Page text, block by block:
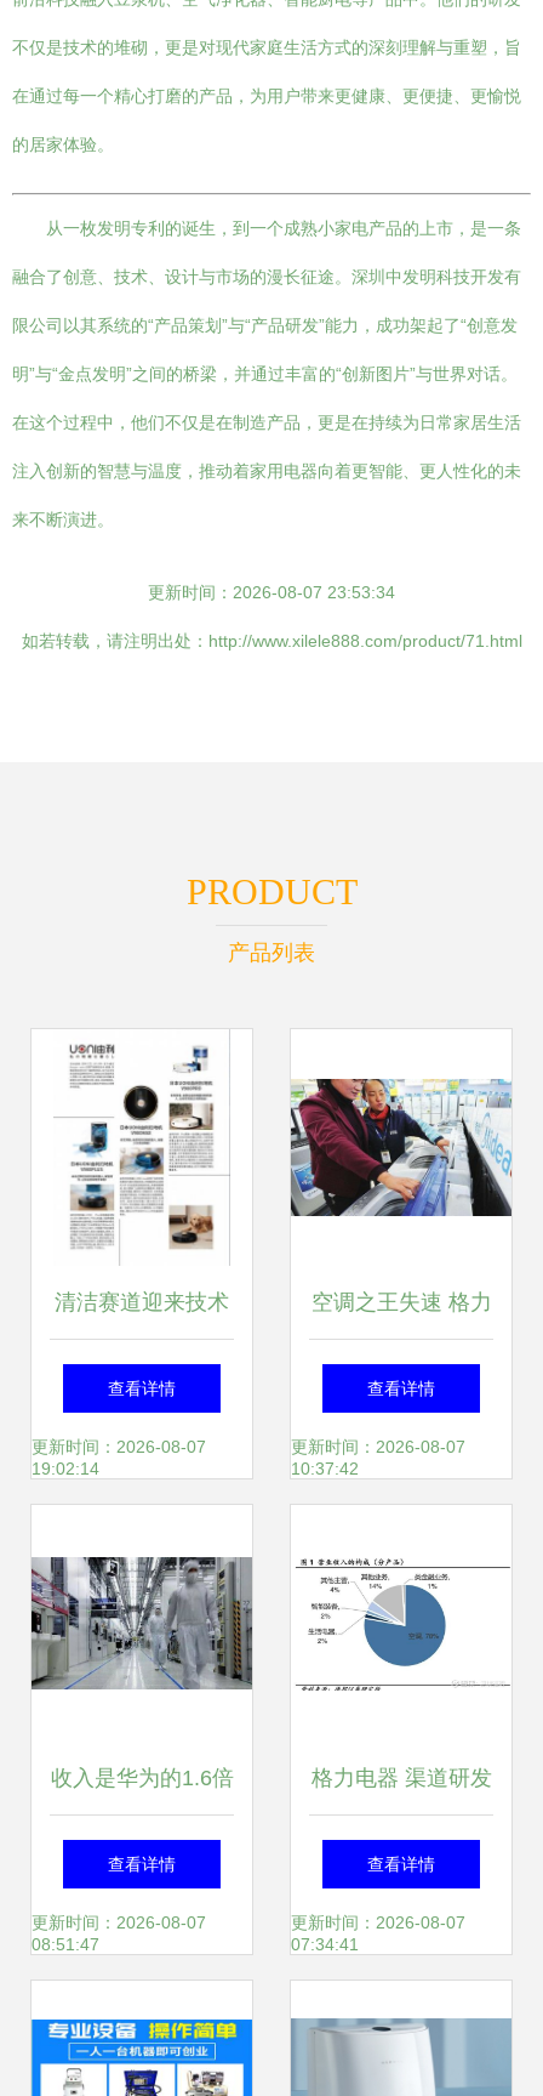
不仅是技术的堆砌，更是对现代家庭生活方式的深刻理解与重塑，旨
在通过每一个精心打磨的产品，为用户带来更健康、更便捷、更愉悦
的居家体验。
从一枚发明专利的诞生，到一个成熟小家电产品的上市，是一条
融合了创意、技术、设计与市场的漫长征途。深圳中发明科技开发有
限公司以其系统的“产品策划”与“产品研发”能力，成功架起了“创意发
明”与“金点发明”之间的桥梁，并通过丰富的“创新图片”与世界对话。
在这个过程中，他们不仅是在制造产品，更是在持续为日常家居生活
注入创新的智慧与温度，推动着家用电器向着更智能、更人性化的未
来不断演进。
更新时间：2026-08-07 23:53:34
如若转载，请注明出处：http://www.xilele888.com/product/71.html
PRODUCT
产品列表
清洁赛道迎来技术
跃进浪潮 日本Uoni
由利如何风靡海内
查看详情
更新时间：2026-08-07
19:02:14
空调之王失速 格力
如何被美的逆袭，
中国家电第一易主
查看详情
更新时间：2026-08-07
10:37:42
收入是华为的1.6倍
韩国这家企业三家
公司跻身世界500
创新
查看详情
更新时间：2026-08-07
08:51:47
格力电器 渠道研发
壁垒高筑，超级现
金牛演绎家电巨头
查看详情
更新时间：2026-08-07
07:34:41